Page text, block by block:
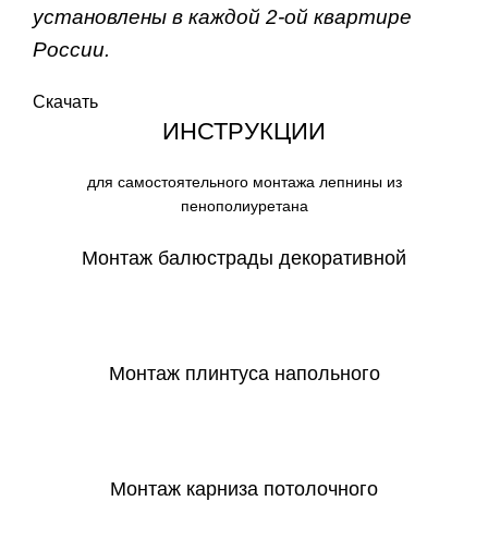
установлены в каждой 2-ой квартире
России.
Скачать
ИНСТРУКЦИИ
для самостоятельного монтажа лепнины из
пенополиуретана
Монтаж балюстрады декоративной
Монтаж плинтуса напольного
Монтаж карниза потолочного